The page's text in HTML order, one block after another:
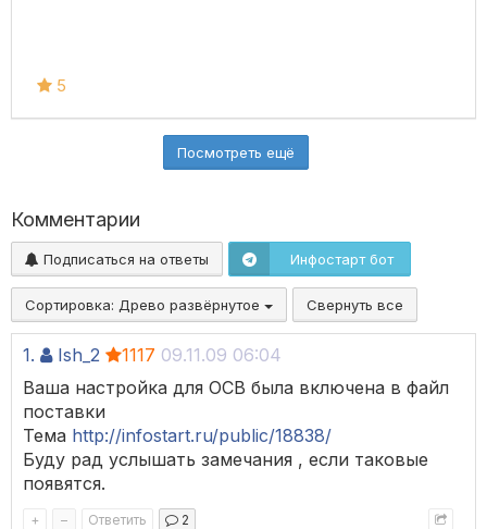
5
Посмотреть ещё
Комментарии
Подписаться на ответы Инфостарт бот
Сортировка: Древо развёрнутое Свернуть все
1. Ish_2 1117 09.11.09 06:04
Ваша настройка для ОСВ была включена в файл
поставки
Тема http://infostart.ru/public/18838/
Буду рад услышать замечания , если таковые
появятся.
+ – Ответить 2